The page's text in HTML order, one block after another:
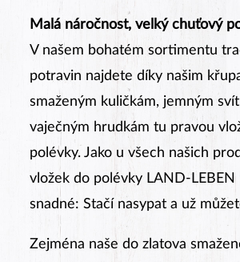
Malá náročnost, velký chuťový
V našem bohatém sortimentu
potravin najdete díky našim
smaženým kuličkám, jemným
vaječným hrudkám tu pravou
polévky. Jako u všech našich
vložek do polévky LAND-
snadné: Stačí nasypat a už
Zejména naše do zlatova